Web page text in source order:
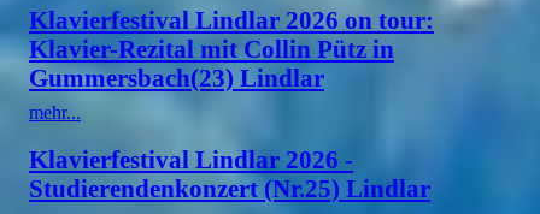
Klavierfestival Lindlar 2026 on tour:
Klavier-Rezital mit Collin Pütz in
Gummersbach(23) Lindlar
mehr...
Klavierfestival Lindlar 2026 -
Studierendenkonzert (Nr.25) Lindlar